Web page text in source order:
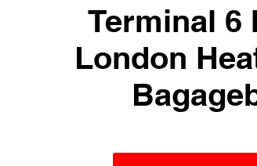
Terminal 6
London